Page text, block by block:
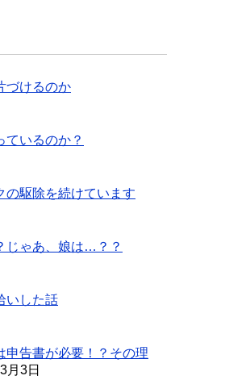
づけるのか
ているのか？
の駆除を続けています
じゃあ、娘は…？？
いした話
申告書が必要！？その理
月3日